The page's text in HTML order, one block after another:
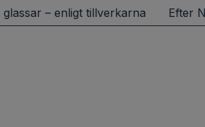
Efter Nvidias fall – Apple störst